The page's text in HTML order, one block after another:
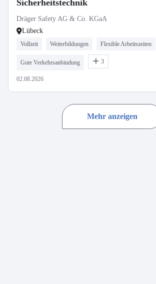
Sicherheitstechnik
Dräger Safety AG & Co. KGaA
Lübeck
Vollzeit Weiterbildungen Flexible Arbeitszeiten
Gute Verkehrsanbindung 3
02.08.2026
Mehr anzeigen